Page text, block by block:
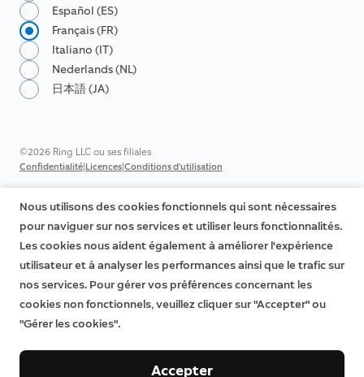
Español (ES)
Français (FR)
Italiano (IT)
Nederlands (NL)
日本語 (JA)
©2026 Ring LLC ou ses filiales
Confidentialité|Licences|Conditions d'utilisation
Nous utilisons des cookies fonctionnels qui sont nécessaires
pour naviguer sur nos services et utiliser leurs fonctionnalités.
Les cookies nous aident également à améliorer l'expérience
utilisateur et à analyser les performances ainsi que le trafic sur
nos services. Pour gérer vos préférences concernant les
cookies non fonctionnels, veuillez cliquer sur "Accepter" ou
"Gérer les cookies".
Accepter